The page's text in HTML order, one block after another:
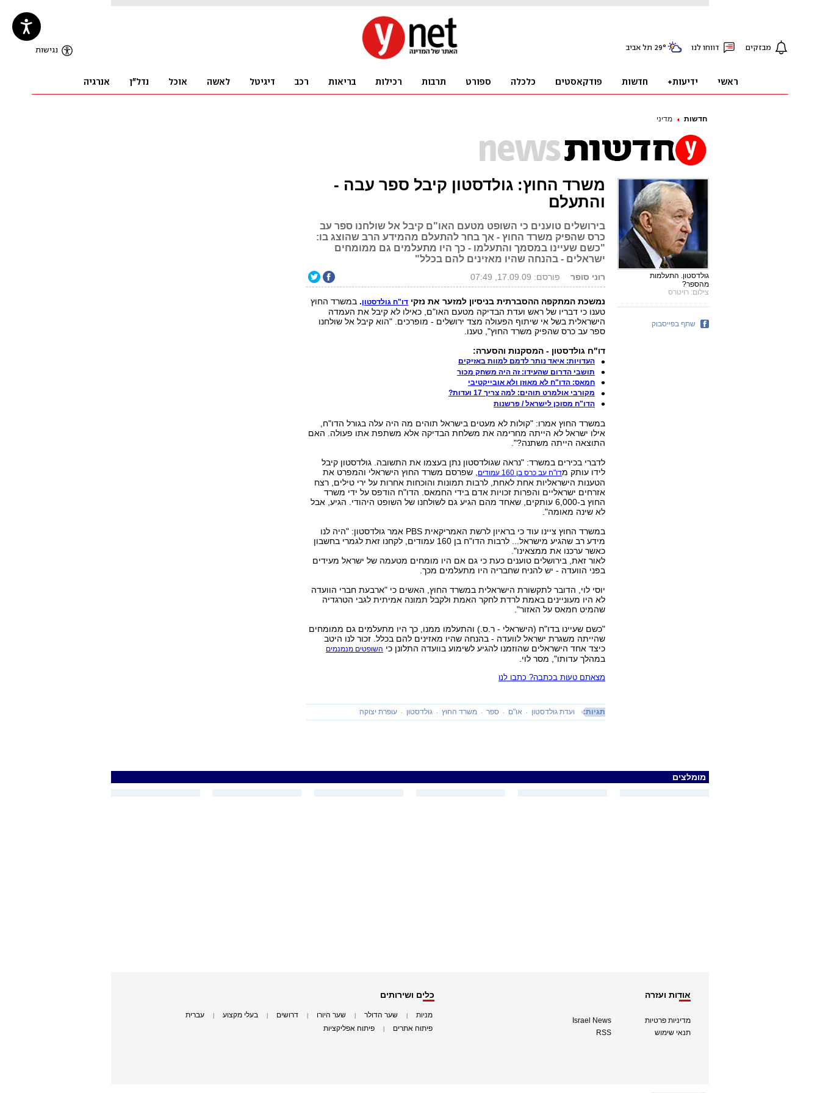
חדשות מדיני
משרד החוץ: גולדסטון קיבל ספר עבה -
והתעלם
בירושלים טוענים כי השופט מטעם האו"ם קיבל אל שולחנו ספר עב
כרס שהפיק משרד החוץ - אך בחר להתעלם מהמידע הרב שהוצג בו:
"כשם שעיינו במסמך והתעלמו - כך היו מתעלמים גם ממומחים
ישראלים - בהנחה שהיו מאזינים להם בכלל"
רוני סופר פורסם: 17.09.09, 07:49
נמשכת המתקפה ההסברתית בניסיון למזער את נזקי דו"ח גולדסטון. במשרד החוץ
טענו כי דבריו של ראש ועדת הבדיקה מטעם האו"ם, כאילו לא קיבל את העמדה
הישראלית בשל אי שיתוף הפעולה מצד ירושלים - מופרכים. "הוא קיבל אל שולחנו
ספר עב כרס שהפיק משרד החוץ", טענו.
דו"ח גולדסטון - המסקנות והסערה:
העדויות: איאד נותר לדמם למוות באזיקים
תושבי הדרום שהעידו: זה היה משחק מכור
חמאס: הדו"ח לא מאוזן ולא אובייקטיבי
מקורבי אולמרט תוהים: למה צריך 17 ועדות?
הדו"ח מסוכן לישראל / פרשנות
במשרד החוץ אמרו: "קולות לא מעטים בישראל תוהים מה היה עלה בגורל הדו"ח,
אילו ישראל לא הייתה מחרימה את משלחת הבדיקה אלא משתפת אתו פעולה. האם
התוצאה הייתה משתנה?".
לדברי בכירים במשרד: "נראה שגולדסטון נתן בעצמו את התשובה. גולדסטון קיבל
לידו עותק מדו"ח עב כרס בן 160 עמודים
, שפרסם משרד החוץ הישראלי והמפרט את
הטענות הישראליות אחת לאחת, לרבות תמונות והוכחות אחרות על ירי טילים, רצח
אזרחים ישראליים והפרות זכויות אדם בידי החמאס. הדו"ח הודפס על ידי משרד
החוץ ב-6,000 עותקים, שאחד מהם הגיע גם לשולחנו של השופט היהודי. הגיע, אבל
לא שינה מאומה".
במשרד החוץ ציינו עוד כי בראיון לרשת האמריקאית PBS אמר גולדסטון: "היה לנו
מידע רב שהגיע מישראל... לרבות הדו"ח בן 160 עמודים, לקחנו זאת לגמרי בחשבון
כאשר ערכנו את ממצאינו".
לאור זאת, בירושלים טוענים כעת כי גם אם היו מומחים מטעמה של ישראל מעידים
בפני הוועדה - יש להניח שחבריה היו מתעלמים מכך.
יוסי לוי, הדובר לתקשורת הישראלית במשרד החוץ, האשים כי "ארבעת חברי הוועדה
לא היו מעוניינים באמת לרדת לחקר האמת ולקבל תמונה אמיתית לגבי הטרגדיה
שהמיט חמאס על האזור".
"כשם שעיינו בדו"ח (הישראלי - ר.ס.) והתעלמו ממנו, כך היו מתעלמים גם ממומחים
שהייתה משגרת ישראל לוועדה - בהנחה שהיו מאזינים להם בכלל. זכור לנו היטב
כיצד אחד הישראלים שהוזמנו להגיע לשימוע בוועדה התלונן כי השופטים מנמנמים
במהלך עדותו", מסר לוי.
מצאתם טעות בכתבה? כתבו לנו
תגיות: ועדת גולדסטון או"ם ספר משרד החוץ גולדסטון עופרת יצוקה
גולדסטון. התעלמות
מהספר?
צילום: רויטרס
שתף בפייסבוק
מומלצים
אודות ועזרה
מדיניות פרטיות
תנאי שימוש
Israel News
RSS
כלים ושירותים
מניות שער הדולר שער היורו דרושים בעלי מקצוע עברית
פיתוח אתרים פיתוח אפליקציות